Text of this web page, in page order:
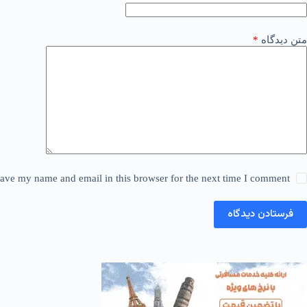
متن دیدگاه *
my name and email in this browser for the next time I comment.
فرستادن دیدگاه